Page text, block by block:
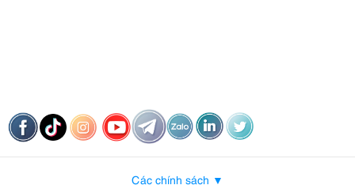
Các chính sách ▼